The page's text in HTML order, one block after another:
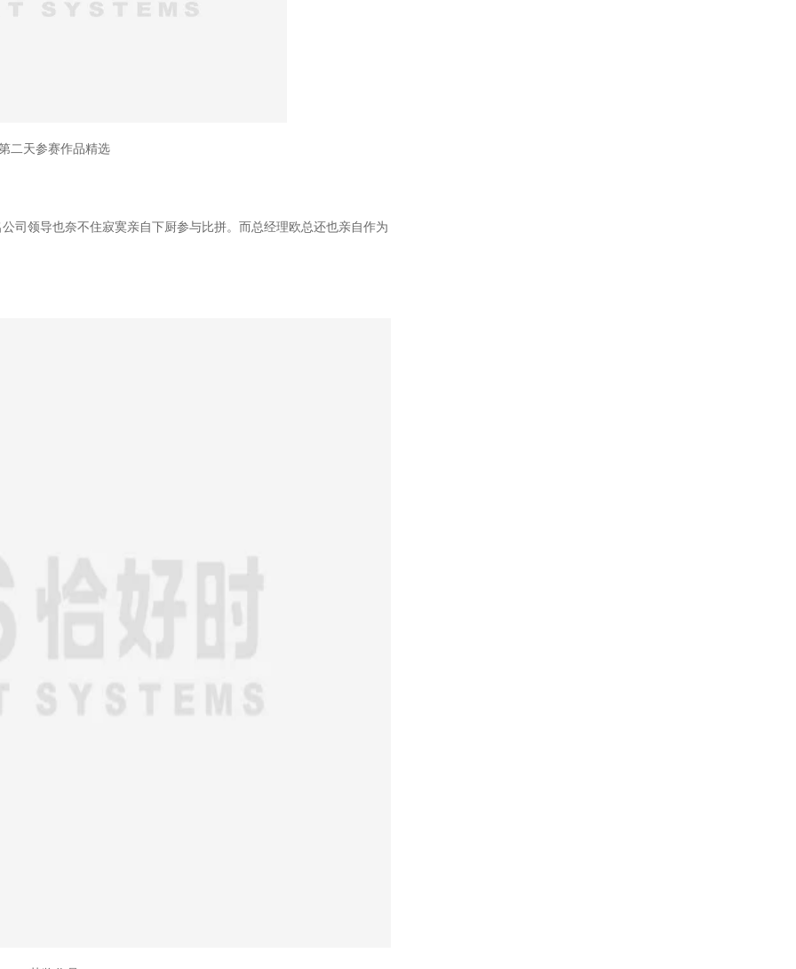
二天参赛作品精选
司领导也奈不住寂寞亲自下厨参与比拼。而总经理欧总还也亲自作为